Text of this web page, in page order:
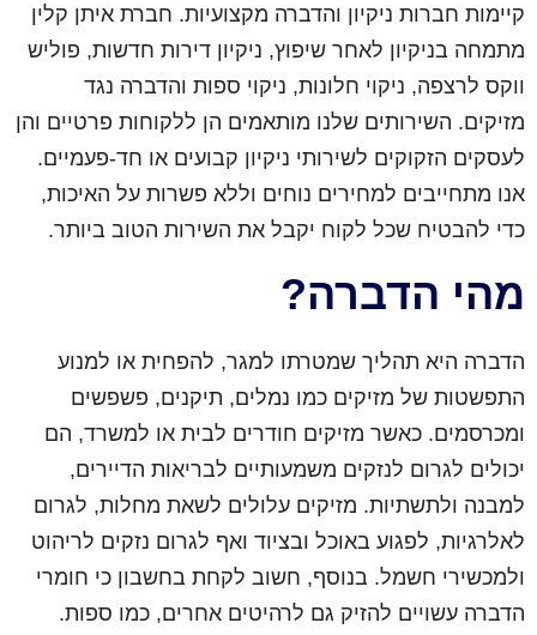
קיימות חברות ניקיון והדברה מקצועיות. חברת איתן קלין
מתמחה בניקיון לאחר שיפוץ, ניקיון דירות חדשות, פוליש
ווקס לרצפה, ניקוי חלונות, ניקוי ספות והדברה נגד
מזיקים. השירותים שלנו מותאמים הן ללקוחות פרטיים והן
לעסקים הזקוקים לשירותי ניקיון קבועים או חד-פעמיים.
אנו מתחייבים למחירים נוחים וללא פשרות על האיכות,
כדי להבטיח שכל לקוח יקבל את השירות הטוב ביותר.
מהי הדברה?
הדברה היא תהליך שמטרתו למגר, להפחית או למנוע
התפשטות של מזיקים כמו נמלים, תיקנים, פשפשים
ומכרסמים. כאשר מזיקים חודרים לבית או למשרד, הם
יכולים לגרום לנזקים משמעותיים לבריאות הדיירים,
למבנה ולתשתיות. מזיקים עלולים לשאת מחלות, לגרום
לאלרגיות, לפגוע באוכל ובציוד ואף לגרום נזקים לריהוט
ולמכשירי חשמל. בנוסף, חשוב לקחת בחשבון כי חומרי
הדברה עשויים להזיק גם לרהיטים אחרים, כמו ספות.